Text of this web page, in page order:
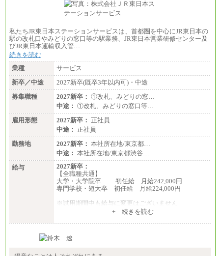
私たちJR東日本ステーションサービスは、首都圏を中心にJR東日本の
駅の改札口やみどりの窓口等の駅業務、JR東日本営業研修センター及
びJR東日本運輸収入管…
続きを読む
業種
サービス
新卒／中途
2027新卒(既卒3年以内可)・中途
募集職種
2027新卒： ①改札、みどりの窓…
中途： ①改札、みどりの窓口等…
雇用形態
2027新卒： 正社員
中途： 正社員
勤務地
2027新卒： 本社所在地/東京都…
中途： 本社所在地/東京都渋谷…
給与
2027新卒：
【全職種共通】
大学・大学院卒 初任給 月給242,000円
専門学校・短大卒 初任給 月給224,000円
※試用期間中も給与に変更はございません
大学・大学院卒 初任給 月給242,000円
最終学歴に応じ、上記新卒給与（高卒の場合は、月
+ 続きを読む